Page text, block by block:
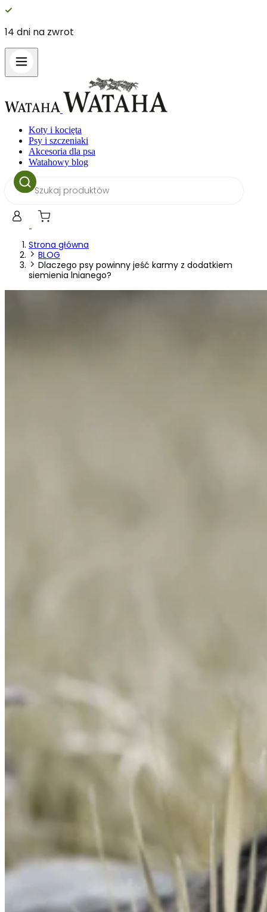
14 dni na zwrot
Koty i kocięta
Psy i szczeniaki
Akcesoria dla psa
Watahowy blog
Wyszukiwarka
produktów
Strona główna
BLOG
Dlaczego psy powinny jeść karmy z dodatkiem
siemienia lnianego?